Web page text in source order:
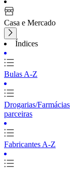
Casa e Mercado
Índices
Bulas A-Z
Drogarias/Farmácias
parceiras
Fabricantes A-Z